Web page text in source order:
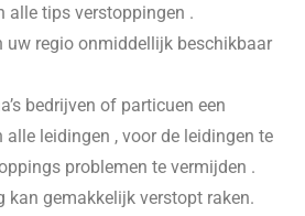
alle tips verstoppingen .
uw regio onmiddellijk beschikbaar
bedrijven of particuen een
leidingen , voor de leidingen te
problemen te vermijden .
kan gemakkelijk verstopt raken.